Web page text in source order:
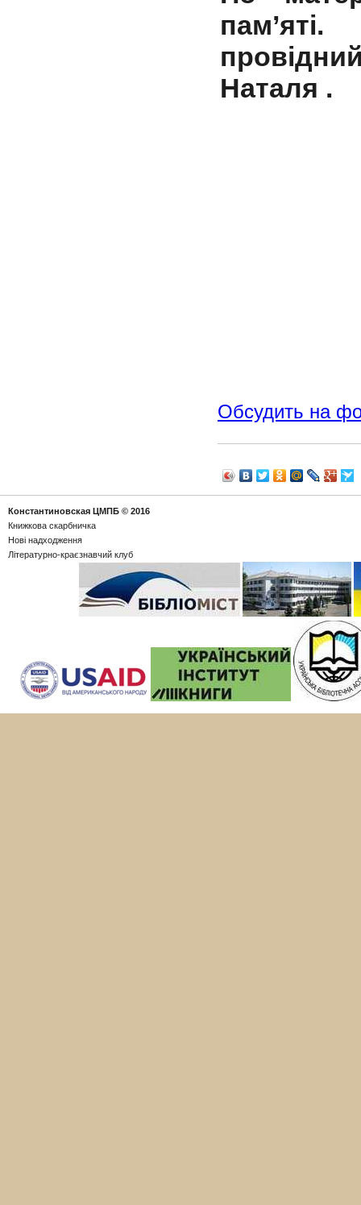
Наталя .
Обсудить на
Константиновская ЦМПБ © 2016
Книжкова скарбничка
Новi надходження
Літературно-краєзнавчий клуб